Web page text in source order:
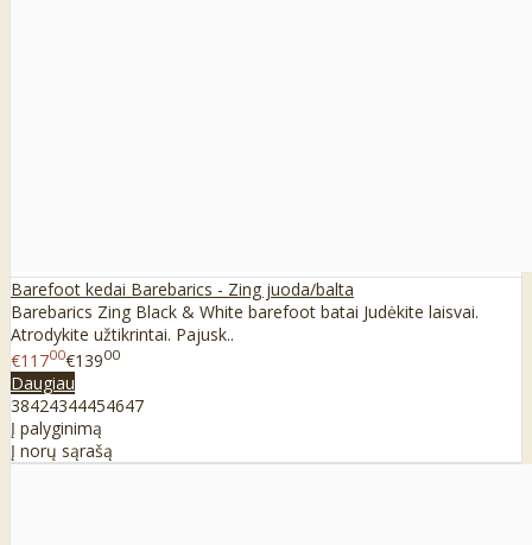
Barefoot kedai Barebarics - Zing juoda/balta
Barebarics Zing Black & White barefoot batai Judėkite laisvai.
Atrodykite užtikrintai. Pajusk..
€11700€13900
Daugiau
38424344454647
Į palyginimą
Į norų sąrašą